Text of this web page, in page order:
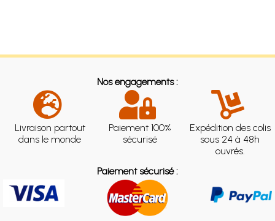
Nos engagements :
Livraison partout
dans le monde
Paiement 100%
sécurisé
Expédition des colis
sous 24 à 48h
ouvrés.
Paiement sécurisé :